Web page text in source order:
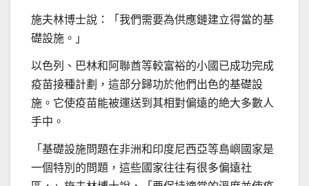
施夫林博士說：「我們需要為供應鏈建立得當的基
礎設施。」
以色列、巴林和阿聯酋等較富裕的小國已成功完成
疫苗接種計劃，這部分歸功於他們出色的基礎設
施。它使疫苗能被運送到其相對偏遠的絶大多數人
手中。
「基礎設施問題在非洲和印度尼西亞等島嶼國家是
一個特別的問題，這些國家往往有很多偏遠社